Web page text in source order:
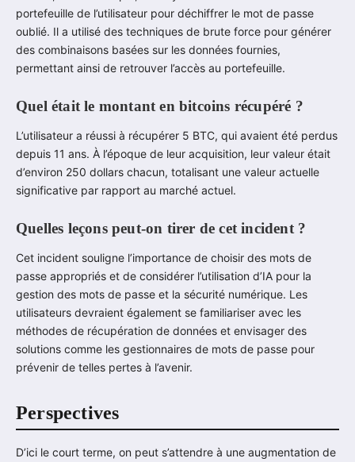
portefeuille de l’utilisateur pour déchiffrer le mot de passe
oublié. Il a utilisé des techniques de brute force pour générer
des combinaisons basées sur les données fournies,
permettant ainsi de retrouver l’accès au portefeuille.
Quel était le montant en bitcoins récupéré ?
L’utilisateur a réussi à récupérer 5 BTC, qui avaient été perdus
depuis 11 ans. À l’époque de leur acquisition, leur valeur était
d’environ 250 dollars chacun, totalisant une valeur actuelle
significative par rapport au marché actuel.
Quelles leçons peut-on tirer de cet incident ?
Cet incident souligne l’importance de choisir des mots de
passe appropriés et de considérer l’utilisation d’IA pour la
gestion des mots de passe et la sécurité numérique. Les
utilisateurs devraient également se familiariser avec les
méthodes de récupération de données et envisager des
solutions comme les gestionnaires de mots de passe pour
prévenir de telles pertes à l’avenir.
Perspectives
D’ici le court terme, on peut s’attendre à une augmentation de